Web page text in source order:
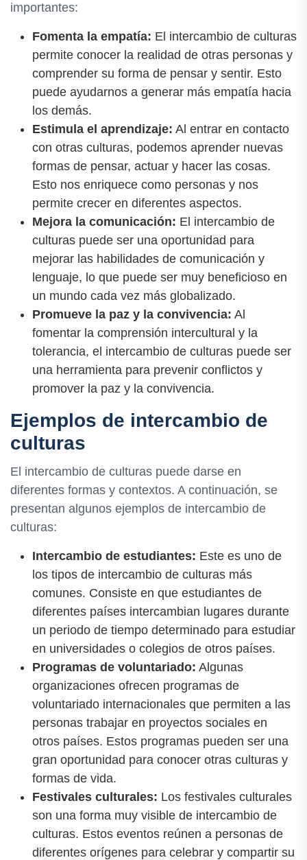
importantes:
Fomenta la empatía: El intercambio de culturas
permite conocer la realidad de otras personas y
comprender su forma de pensar y sentir. Esto
puede ayudarnos a generar más empatía hacia
los demás.
Estimula el aprendizaje: Al entrar en contacto
con otras culturas, podemos aprender nuevas
formas de pensar, actuar y hacer las cosas.
Esto nos enriquece como personas y nos
permite crecer en diferentes aspectos.
Mejora la comunicación: El intercambio de
culturas puede ser una oportunidad para
mejorar las habilidades de comunicación y
lenguaje, lo que puede ser muy beneficioso en
un mundo cada vez más globalizado.
Promueve la paz y la convivencia: Al
fomentar la comprensión intercultural y la
tolerancia, el intercambio de culturas puede ser
una herramienta para prevenir conflictos y
promover la paz y la convivencia.
Ejemplos de intercambio de
culturas
El intercambio de culturas puede darse en
diferentes formas y contextos. A continuación, se
presentan algunos ejemplos de intercambio de
culturas:
Intercambio de estudiantes: Este es uno de
los tipos de intercambio de culturas más
comunes. Consiste en que estudiantes de
diferentes países intercambian lugares durante
un periodo de tiempo determinado para estudiar
en universidades o colegios de otros países.
Programas de voluntariado: Algunas
organizaciones ofrecen programas de
voluntariado internacionales que permiten a las
personas trabajar en proyectos sociales en
otros países. Estos programas pueden ser una
gran oportunidad para conocer otras culturas y
formas de vida.
Festivales culturales: Los festivales culturales
son una forma muy visible de intercambio de
culturas. Estos eventos reúnen a personas de
diferentes orígenes para celebrar y compartir su